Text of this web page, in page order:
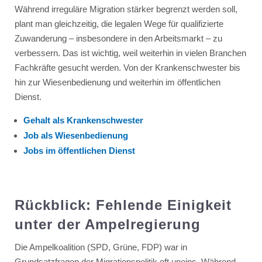
Während irreguläre Migration stärker begrenzt werden soll,
plant man gleichzeitig, die legalen Wege für qualifizierte
Zuwanderung – insbesondere in den Arbeitsmarkt – zu
verbessern. Das ist wichtig, weil weiterhin in vielen Branchen
Fachkräfte gesucht werden. Von der Krankenschwester bis
hin zur Wiesenbedienung und weiterhin im öffentlichen
Dienst.
Gehalt als Krankenschwester
Job als Wiesenbedienung
Jobs im öffentlichen Dienst
Rückblick: Fehlende Einigkeit
unter der Ampelregierung
Die Ampelkoalition (SPD, Grüne, FDP) war in